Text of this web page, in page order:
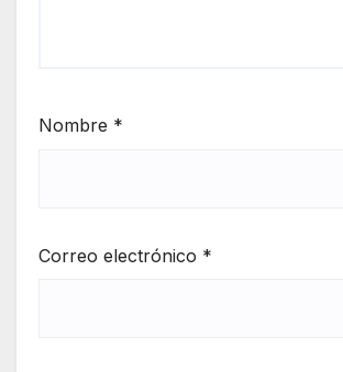
Nombre *
Correo electrónico *